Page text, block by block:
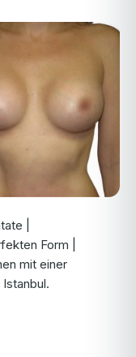
|
Form |
mit einer